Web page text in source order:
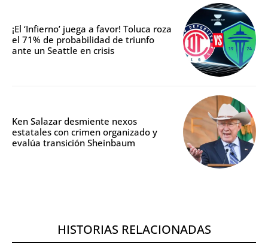
¡El ‘Infierno’ juega a favor! Toluca roza
el 71% de probabilidad de triunfo
ante un Seattle en crisis
Ken Salazar desmiente nexos
estatales con crimen organizado y
evalúa transición Sheinbaum
HISTORIAS RELACIONADAS